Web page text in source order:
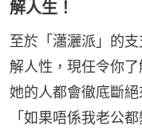
解人生！
至於「瀟灑派」的
解人性，現任令你
她的人都會徹底斷
「如果唔係我老公